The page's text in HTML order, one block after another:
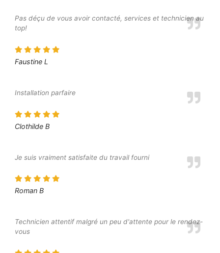
Pas déçu de vous avoir contacté, services et technicien au
top!
Faustine L
Installation parfaire
Clothilde B
Je suis vraiment satisfaite du travail fourni
Roman B
Technicien attentif malgré un peu d'attente pour le rendez-
vous